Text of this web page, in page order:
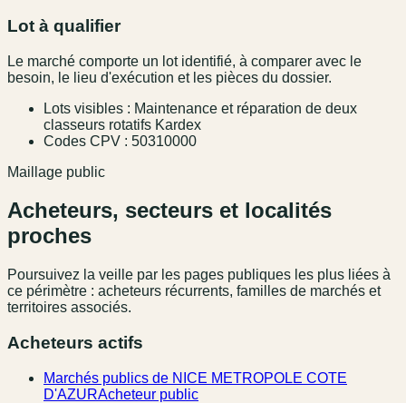
Lot à qualifier
Le marché comporte un lot identifié, à comparer avec le
besoin, le lieu d'exécution et les pièces du dossier.
Lots visibles : Maintenance et réparation de deux
classeurs rotatifs Kardex
Codes CPV : 50310000
Maillage public
Acheteurs, secteurs et localités
proches
Poursuivez la veille par les pages publiques les plus liées à
ce périmètre : acheteurs récurrents, familles de marchés et
territoires associés.
Acheteurs actifs
Marchés publics de NICE METROPOLE COTE
D'AZURAcheteur public